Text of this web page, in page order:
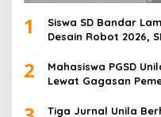
1
Siswa SD Bandar
Desain Robot 2026,
2
Mahasiswa PGSD
Lewat Gagasan
Tiga Jurnal Unila